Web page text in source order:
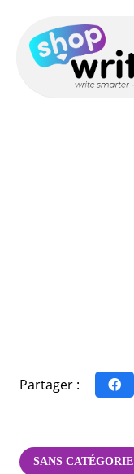
Partager :
SANS CATÉGORIE